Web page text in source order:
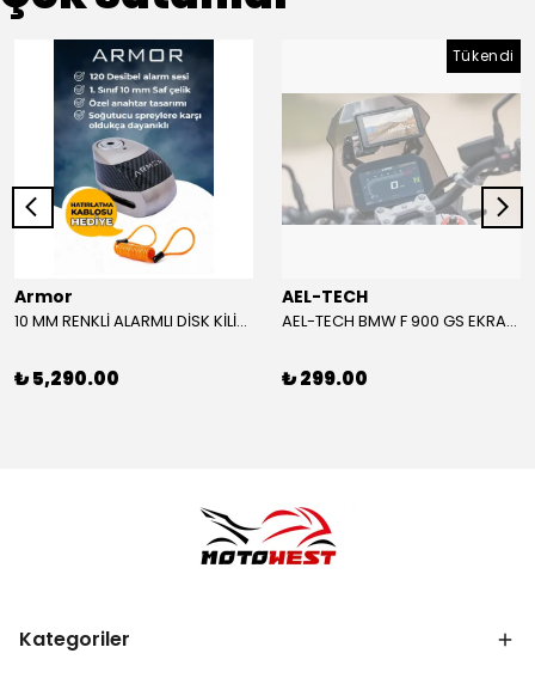
Armor
10 MM RENKLİ ALARMLI DİSK KİLİDİ YENİ VERSİYON
₺ 5,290.00
Tükendi
AEL-TECH
AEL-TECH BMW F 900 GS EKRAN/GÖSTERGE KORUYUCU 2024-2025
₺ 299.00
Kategoriler